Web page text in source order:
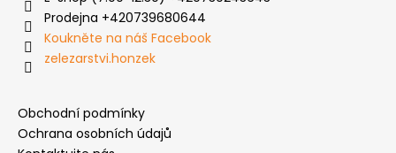
Prodejna +420739680644
Koukněte na náš Facebook
zelezarstvi.honzek
Obchodní podmínky
Ochrana osobních údajů